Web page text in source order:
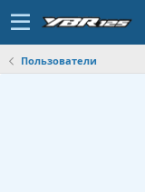
Пользователи